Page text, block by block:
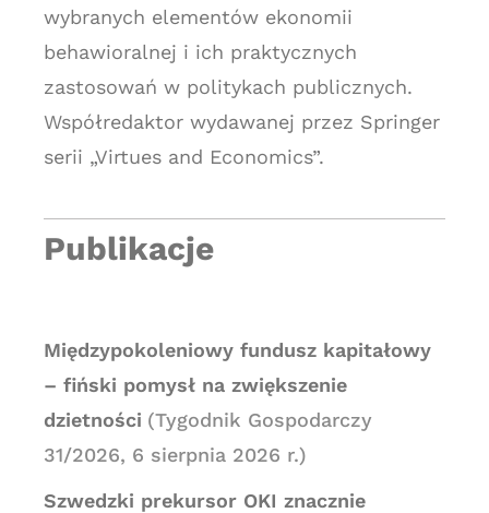
wybranych elementów ekonomii
behawioralnej i ich praktycznych
zastosowań w politykach publicznych.
Współredaktor wydawanej przez Springer
serii „Virtues and Economics”.
Publikacje
Międzypokoleniowy fundusz kapitałowy
– fiński pomysł na zwiększenie
dzietności (Tygodnik Gospodarczy
31/2026, 6 sierpnia 2026 r.)
Szwedzki prekursor OKI znacznie